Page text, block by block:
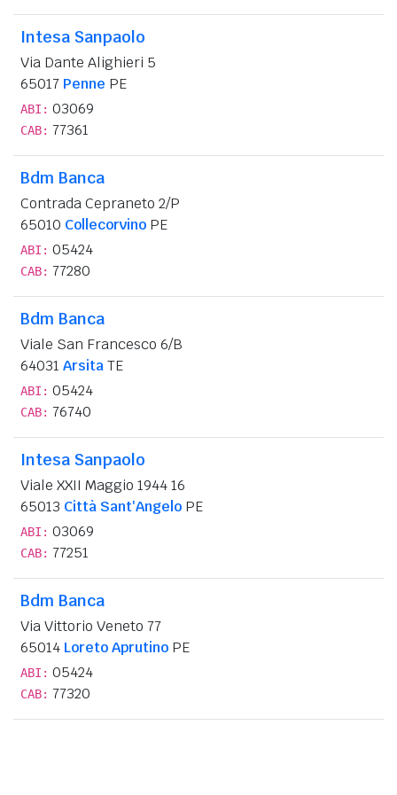
Intesa Sanpaolo
Via Dante Alighieri 5
65017 Penne PE
ABI: 03069
CAB: 77361
Bdm Banca
Contrada Cepraneto 2/P
65010 Collecorvino PE
ABI: 05424
CAB: 77280
Bdm Banca
Viale San Francesco 6/B
64031 ArsitaTE
ABI: 05424
CAB: 76740
Intesa Sanpaolo
Viale XXII Maggio 1944 16
65013 Città Sant'Angelo PE
ABI: 03069
CAB: 77251
Bdm Banca
Via Vittorio Veneto 77
65014 Loreto Aprutino PE
ABI: 05424
CAB: 77320